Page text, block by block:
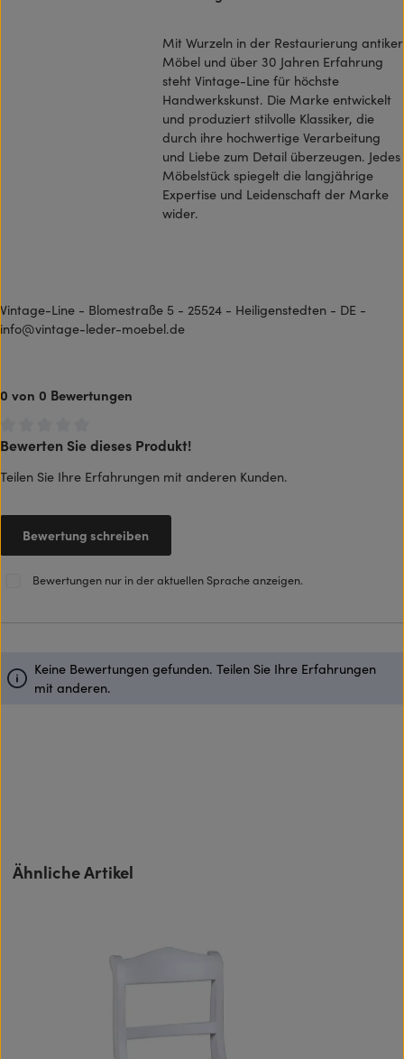
Mit Wurzeln in der Restaurierung antiker
Möbel und über 30 Jahren Erfahrung
steht Vintage-Line für höchste
Handwerkskunst. Die Marke entwickelt
und produziert stilvolle Klassiker, die
durch ihre hochwertige Verarbeitung
und Liebe zum Detail überzeugen. Jedes
Möbelstück spiegelt die langjährige
Expertise und Leidenschaft der Marke
wider.
Vintage-Line - Blomestraße 5 - 25524 - Heiligenstedten - DE -
info@vintage-leder-moebel.de
0 von 0 Bewertungen
Durchschnittliche Bewertung von 0 von 5 Sternen
Bewerten Sie dieses Produkt!
Teilen Sie Ihre Erfahrungen mit anderen Kunden.
Bewertung schreiben
Bewertungen nur in der aktuellen Sprache anzeigen.
Keine Bewertungen gefunden. Teilen Sie Ihre Erfahrungen
mit anderen.
Produktgalerie überspringen
Ähnliche Artikel